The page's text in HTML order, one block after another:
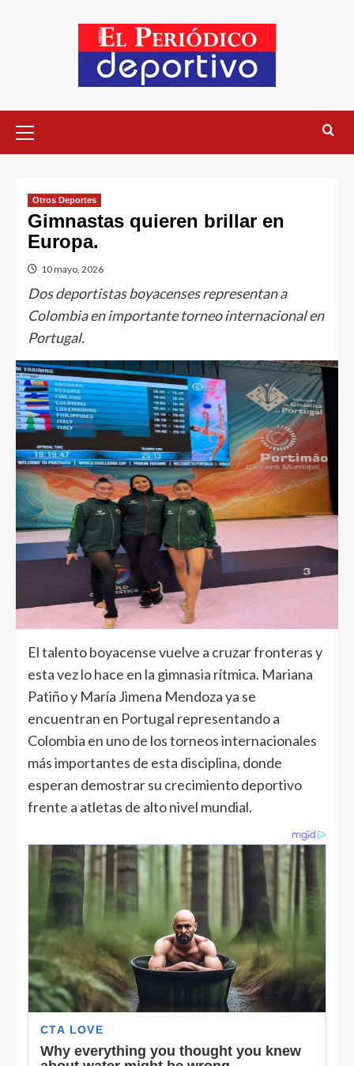
Otros Deportes
Gimnastas quieren brillar en
Europa.
10 mayo, 2026
Dos deportistas boyacenses representan a
Colombia en importante torneo internacional en
Portugal.
El talento boyacense vuelve a cruzar fronteras y
esta vez lo hace en la gimnasia rítmica. Mariana
Patiño y María Jimena Mendoza ya se
encuentran en Portugal representando a
Colombia en uno de los torneos internacionales
más importantes de esta disciplina, donde
esperan demostrar su crecimiento deportivo
frente a atletas de alto nivel mundial.